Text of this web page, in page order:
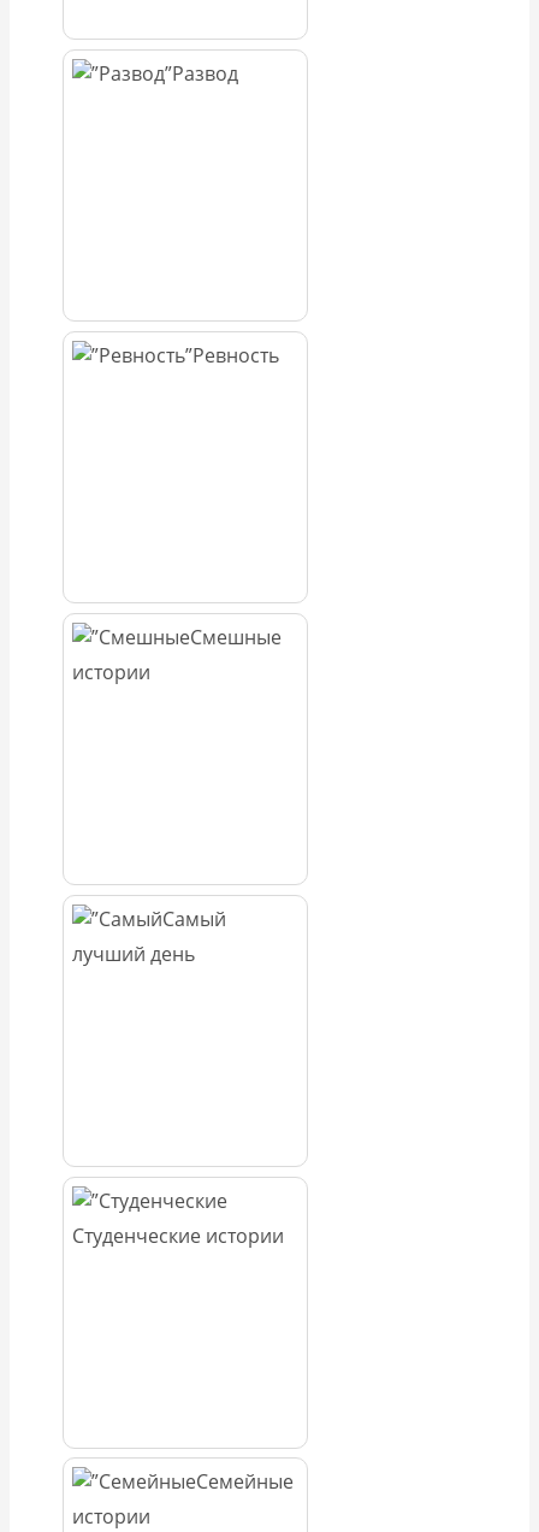
Развод
Ревность
Смешные
истории
Самый
лучший день
Студенческие истории
Семейные
истории